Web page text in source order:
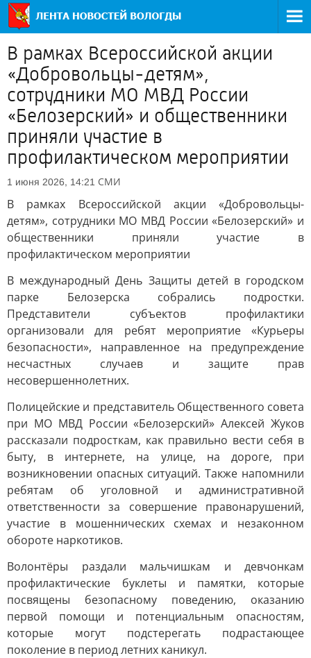
В рамках Всероссийской акции
«Добровольцы-детям»,
сотрудники МО МВД России
«Белозерский» и общественники
приняли участие в
профилактическом мероприятии
1 июня 2026, 14:21 СМИ
В рамках Всероссийской акции «Добровольцы-
детям», сотрудники МО МВД России «Белозерский» и
общественники приняли участие в
профилактическом мероприятии
В международный День Защиты детей в городском
парке Белозерска собрались подростки.
Представители субъектов профилактики
организовали для ребят мероприятие «Курьеры
безопасности», направленное на предупреждение
несчастных случаев и защите прав
несовершеннолетних.
Полицейские и представитель Общественного совета
при МО МВД России «Белозерский» Алексей Жуков
рассказали подросткам, как правильно вести себя в
быту, в интернете, на улице, на дороге, при
возникновении опасных ситуаций. Также напомнили
ребятам об уголовной и административной
ответственности за совершение правонарушений,
участие в мошеннических схемах и незаконном
обороте наркотиков.
Волонтёры раздали мальчишкам и девчонкам
профилактические буклеты и памятки, которые
посвящены безопасному поведению, оказанию
первой помощи и потенциальным опасностям,
которые могут подстерегать подрастающее
поколение в период летних каникул.